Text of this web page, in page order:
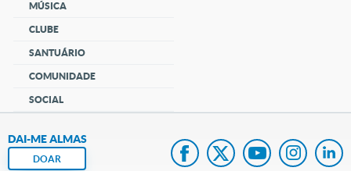
MÚSICA
CLUBE
SANTUÁRIO
COMUNIDADE
SOCIAL
DAI-ME ALMAS
DOAR